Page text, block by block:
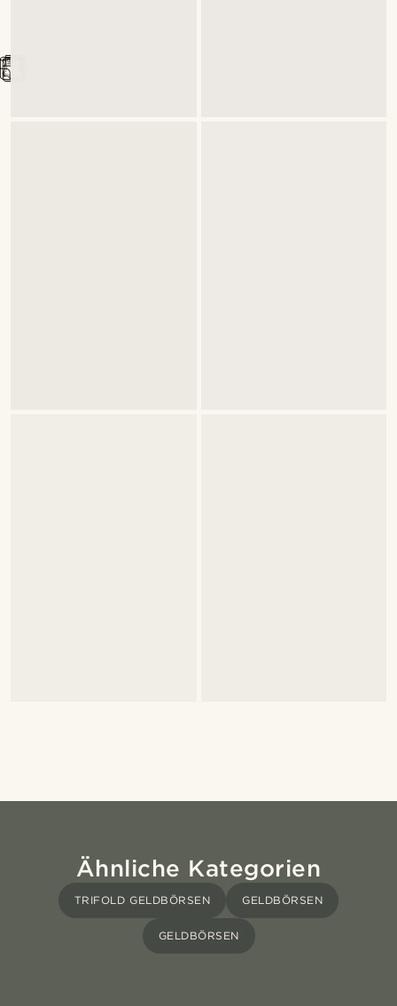
Ähnliche Kategorien
TRIFOLD GELDBÖRSEN GELDBÖRSEN
GELDBÖRSEN